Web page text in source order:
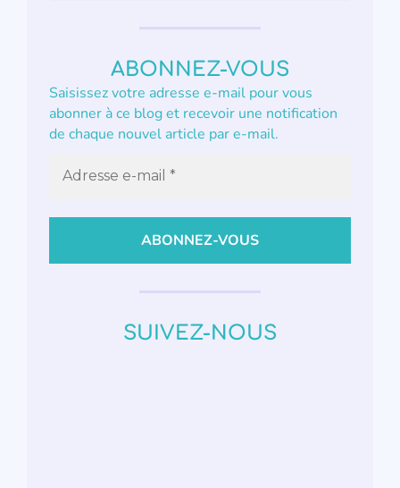
ABONNEZ-VOUS
Saisissez votre adresse e-mail pour vous
abonner à ce blog et recevoir une notification
de chaque nouvel article par e-mail.
SUIVEZ-NOUS